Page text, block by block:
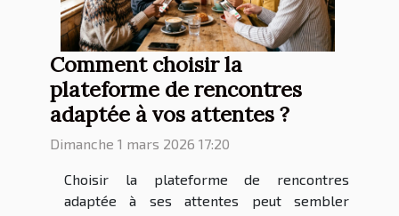
Comment choisir la
plateforme de rencontres
adaptée à vos attentes ?
Dimanche 1 mars 2026 17:20
Choisir la plateforme de rencontres
adaptée à ses attentes peut sembler